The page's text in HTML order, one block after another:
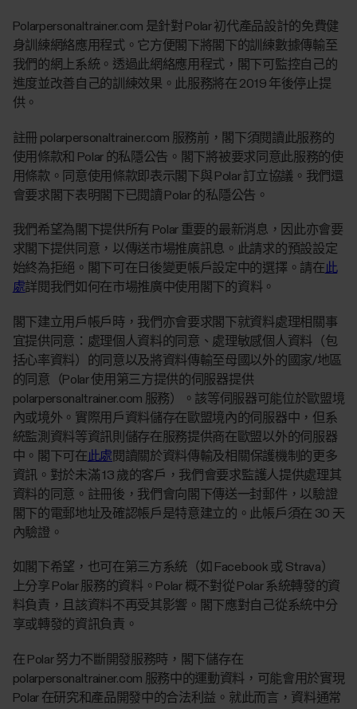
Polarpersonaltrainer.com 是針對 Polar 初代產品設計的免費健
身訓練網絡應用程式。它方便閣下將閣下的訓練數據傳輸至
我們的網上系統。透過此網絡應用程式，閣下可監控自己的
進度並改善自己的訓練效果。此服務將在 2019 年後停止提
供。
註冊 polarpersonaltrainer.com 服務前，閣下須閱讀此服務的
使用條款和 Polar 的私隱公告。閣下將被要求同意此服務的使
用條款。同意使用條款即表示閣下與 Polar 訂立協議。我們還
會要求閣下表明閣下已閱讀 Polar 的私隱公告。
我們希望為閣下提供所有 Polar 重要的最新消息，因此亦會要
求閣下提供同意，以傳送市場推廣訊息。此請求的預設設定
始終為拒絕。閣下可在日後變更帳戶設定中的選擇。請在此
處詳閱我們如何在市場推廣中使用閣下的資料。
閣下建立用戶帳戶時，我們亦會要求閣下就資料處理相關事
宜提供同意：處理個人資料的同意、處理敏感個人資料（包
括心率資料）的同意以及將資料傳輸至母國以外的國家/地區
的同意（Polar 使用第三方提供的伺服器提供
polarpersonaltrainer.com 服務）。該等伺服器可能位於歐盟境
內或境外。實際用戶資料儲存在歐盟境內的伺服器中，但系
統監測資料等資訊則儲存在服務提供商在歐盟以外的伺服器
中。閣下可在此處 閱讀關於資料傳輸及相關保護機制的更多
資訊。對於未滿 13 歲的客戶，我們會要求監護人提供處理其
資料的同意。註冊後，我們會向閣下傳送一封郵件，以驗證
閣下的電郵地址及確認帳戶是特意建立的。此帳戶須在 30 天
內驗證。
如閣下希望，也可在第三方系統（如 Facebook 或 Strava）
上分享 Polar 服務的資料。Polar 概不對從 Polar 系統轉發的資
料負責，且該資料不再受其影響。閣下應對自己從系統中分
享或轉發的資訊負責。
在 Polar 努力不斷開發服務時，閣下儲存在
polarpersonaltrainer.com 服務中的運動資料，可能會用於實現
Polar 在研究和產品開發中的合法利益。就此而言，資料通常